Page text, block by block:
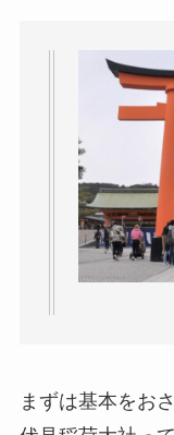
まずは基本をお